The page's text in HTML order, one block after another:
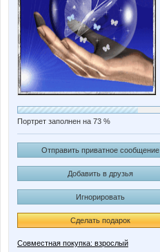
Портрет заполнен на 73 %
Отправить приватное сообщение
Добавить в друзья
Игнорировать
Сделать подарок
Совместная покупка: взрослый